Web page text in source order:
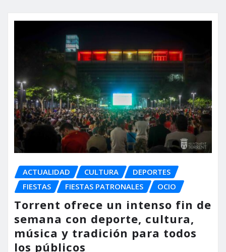
ACTUALIDAD CULTURA
DEPORTES
FIESTAS
FIESTAS PATRONALES OCIO
Torrent ofrece un intenso fin de
semana con deporte, cultura,
música y tradición para todos
los públicos